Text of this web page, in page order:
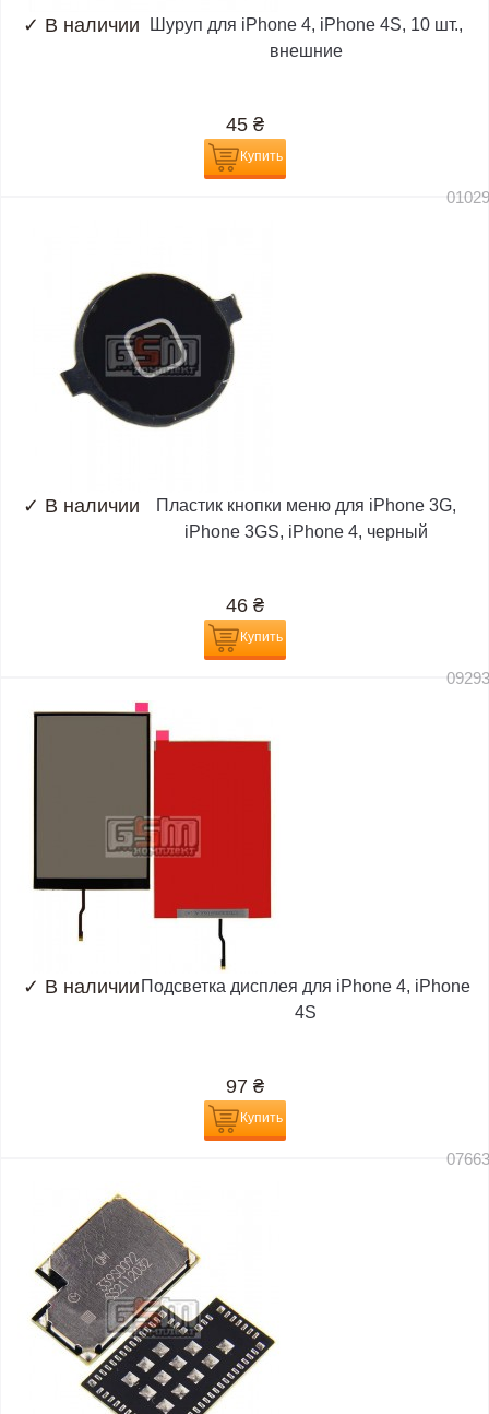
✓ В наличии
Шуруп для iPhone 4, iPhone 4S, 10 шт.,
внешние
45 ₴
Купить
✓ В наличии
Пластик кнопки меню для iPhone 3G,
iPhone 3GS, iPhone 4, черный
46 ₴
Купить
✓ В наличии Подсветка дисплея для iPhone 4, iPhone
4S
97 ₴
Купить